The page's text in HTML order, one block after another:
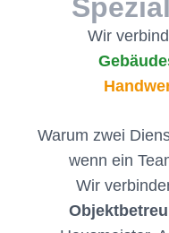
Wir
Warum zwei
wenn ein
Wir